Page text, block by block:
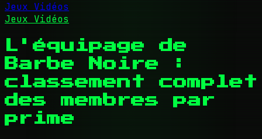
Jeux Vidéos
Jeux Vidéos
L'équipage de
Barbe Noire :
classement complet
des membres par
prime